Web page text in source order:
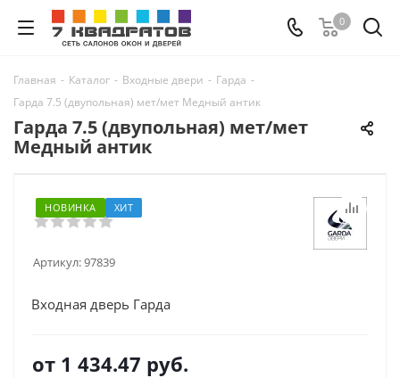
0
Главная - Каталог - Входные двери - Гарда -
Гарда 7.5 (двупольная) мет/мет Медный антик
Гарда 7.5 (двупольная) мет/мет
Медный антик
НОВИНКА ХИТ
Артикул:97839
Входная дверь Гарда
от 1 434.47 руб.